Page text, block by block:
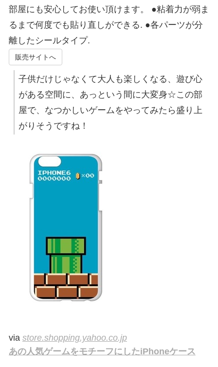
部屋にも安心してお使い頂けます。 ●粘着力が弱ま
るまで何度でも貼り直しができる. ●各パーツが分
離したシールタイプ.
販売サイトへ
子供だけじゃなくて大人も楽しくなる、遊び心
がある空間に、あっという間に大変身☆この部
屋で、なつかしいゲームをやってみたら盛り上
がりそうですね！
via store.shopping.yahoo.co.jp
あの人気ゲームをモチーフにしたiPhoneケース